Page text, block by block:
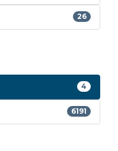
26
4
6191